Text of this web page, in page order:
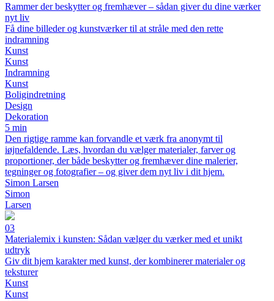
Rammer der beskytter og fremhæver – sådan giver du dine værker
nyt liv
Få dine billeder og kunstværker til at stråle med den rette
indramning
Kunst
Kunst
Indramning
Kunst
Boligindretning
Design
Dekoration
5 min
Den rigtige ramme kan forvandle et værk fra anonymt til
iøjnefaldende. Læs, hvordan du vælger materialer, farver og
proportioner, der både beskytter og fremhæver dine malerier,
tegninger og fotografier – og giver dem nyt liv i dit hjem.
Simon Larsen
Simon
Larsen
03
Materialemix i kunsten: Sådan vælger du værker med et unikt
udtryk
Giv dit hjem karakter med kunst, der kombinerer materialer og
teksturer
Kunst
Kunst